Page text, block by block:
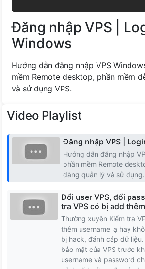
Đan Mạch
Romania
Lithuania
Iceland
Hungary
Slovakia
Đăng nhập VPS |
Windows
Hướng dẫn đăng nhập VPS
mềm Remote desktop, phần mềm
và sử dụng VPS.
Video Playlist
Đăng nhập VPS |
Hướng dẫn đăng nhập
phần mềm Remote
dàng quản lý và sử dụng.
Đổi user VPS, đổi
tra VPS có bị add
Thường xuyên Kiểm tra
thêm username lạ hay
bị hack, đánh cắp dữ
bảo mật của VPS trước
username và password